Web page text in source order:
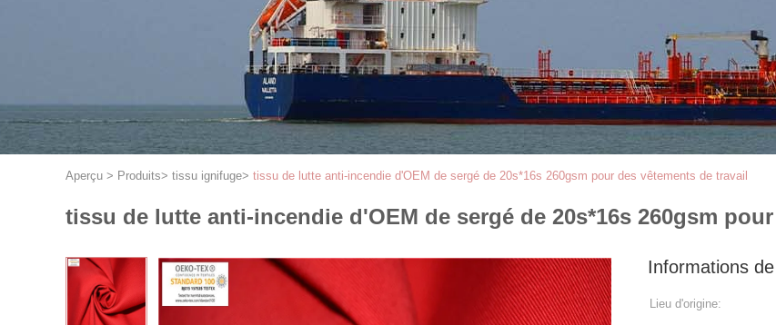
Aperçu > Produits> tissu ignifuge> tissu de lutte anti-incendie d'OEM de sergé de 20s*16s 260gsm pour des vêtements de travail
tissu de lutte anti-incendie d'OEM de sergé de 20s*16s 260gsm
Informations
Lieu d'origine: